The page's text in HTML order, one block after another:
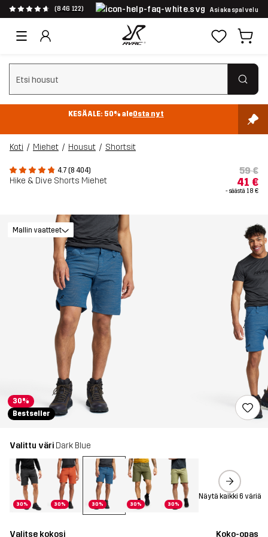
(846 122) Asiakaspalvelu
Tyhjennä haku
KESÄALE: 50% aleOsta nyt
Koti Miehet Housut Shortsit
4.7 (8 404)
Hike & Dive Shorts Miehet
59 €
41 €
- säästä 18 €
30%
Bestseller
Mallin vaatteet
Valittu väri Dark Blue
30% 30% 30% 30% 30%
Näytä kaikki 6 väriä
Valitse kokosi Koko-opas